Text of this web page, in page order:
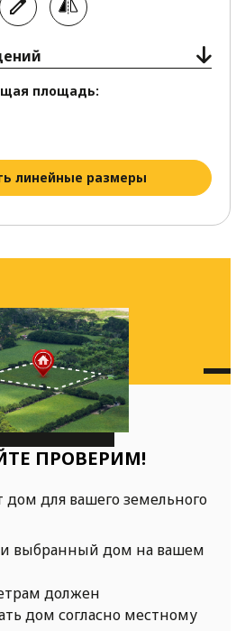
площадь:
линейные размеры
ПРОВЕРИМ!
дом для вашего земельного
выбранный дом на вашем
должен
дом согласно местному